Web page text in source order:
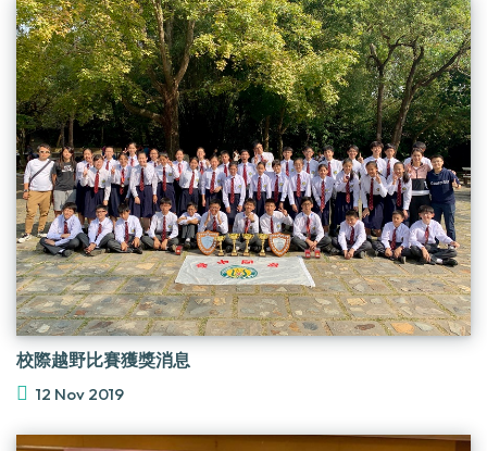
校際越野比賽獲獎消息
12 Nov 2019